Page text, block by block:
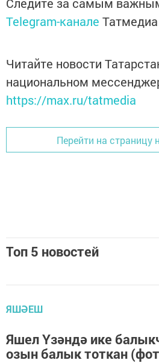
Telegram-канале Татмедиа
Читайте новости
национальном
https://max.ru/tatmedia
Перейти на страницу
Топ 5 новостей
ЯШӘЕШ
Яшел Үзәндә ике
озын балык тоткан